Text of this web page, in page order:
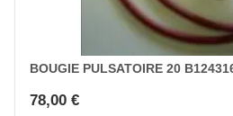
BOUGIE PULSATOIRE 20
78,00 €